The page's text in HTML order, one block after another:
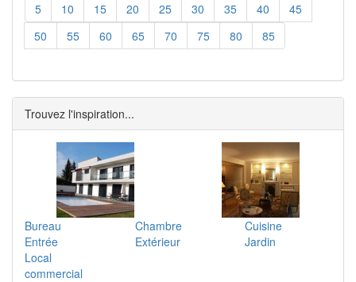
5 10 15 20 25 30 35 40
45
50
55 60 65 70 75 80 85
Trouvez l'inspiration...
Bureau Chambre
Cuisine
Entrée
Extérieur
Jardin
Local
commercial